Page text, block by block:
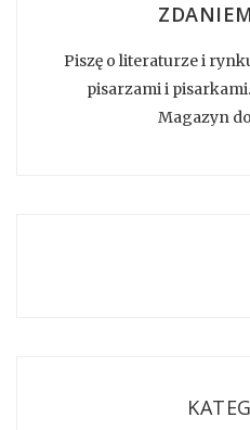
Piszę o literaturze i
pisarzami i
Magazyn